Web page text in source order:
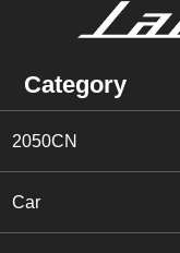
Category
2050CN
Car